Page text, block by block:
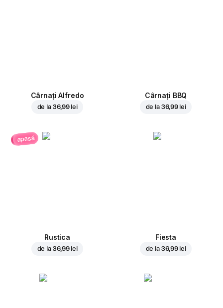
Cârnați Alfredo
de la 36,99 lei
Cârnați BBQ
de la 36,99 lei
apasă
Rustica
de la 36,99 lei
Fiesta
de la 36,99 lei